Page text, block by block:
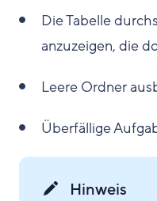
Die Tabelle
anzuzeigen, die
Leere Ordner
Überfällige
Hinweis